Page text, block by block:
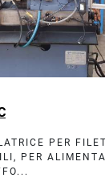
PER
PER